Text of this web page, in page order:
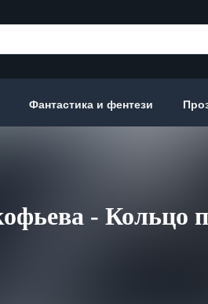
Фантастика и фентези
- Кольцо